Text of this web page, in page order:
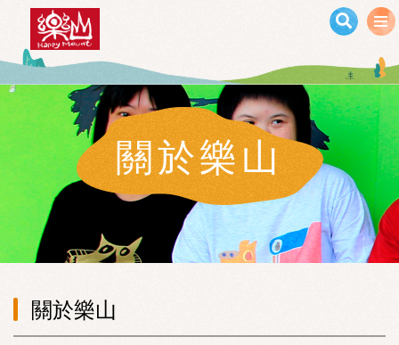
移至主內容
關於樂山
關於樂山